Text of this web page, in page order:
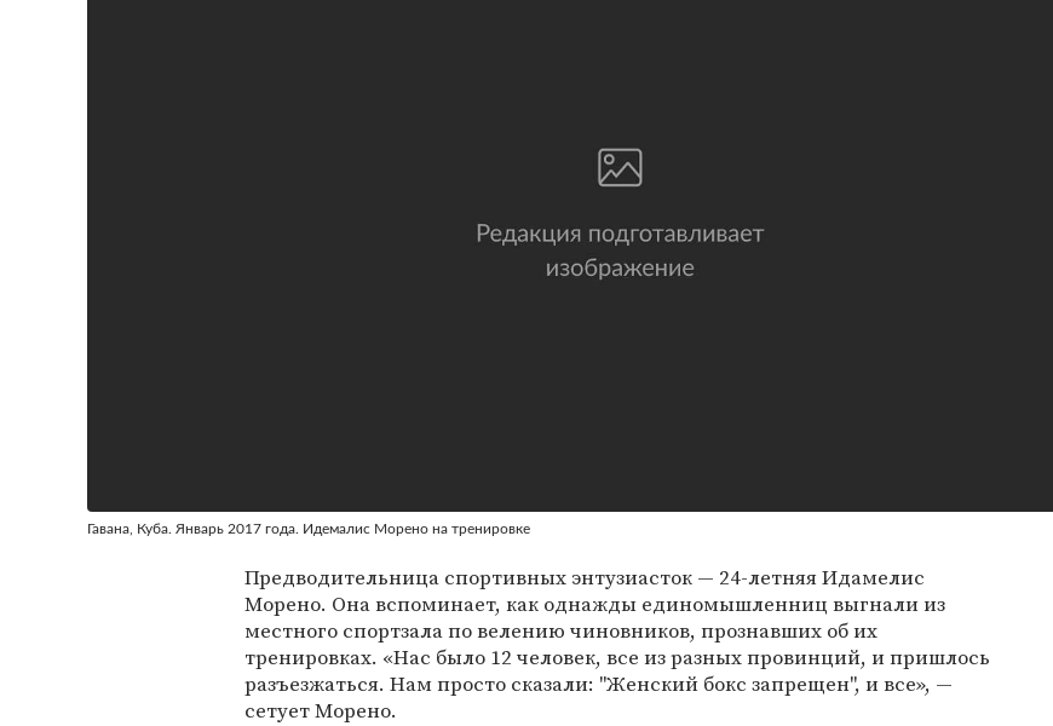
Гавана, Куба. Январь 2017 года. Идемалис Морено на тренировке
Предводительница спортивных энтузиасток — 24-летняя Идамелис
Морено. Она вспоминает, как однажды единомышленниц выгнали из
местного спортзала по велению чиновников, прознавших об их
тренировках. «Нас было 12 человек, все из разных провинций, и пришлось
разъезжаться. Нам просто сказали: "Женский бокс запрещен", и все», —
сетует Морено.